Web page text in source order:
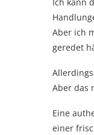
Ich kann
Aber ich
geredet
Aber das
Eine
einer